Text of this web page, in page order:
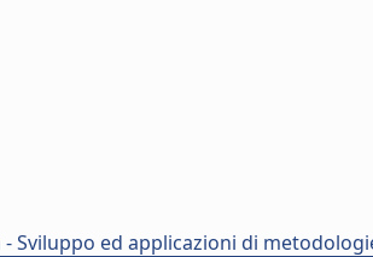
ed applicazioni di